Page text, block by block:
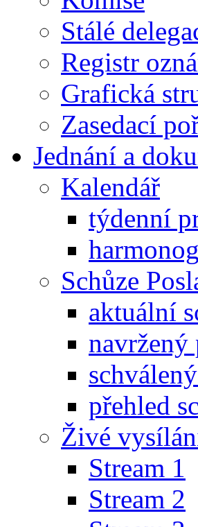
Stálé
Registr
Grafická
Zasedací
Jednání a
Kalendář
týdenní
Schůze
aktuální
navržený
přehled
Živé
Stream 1
Stream 2